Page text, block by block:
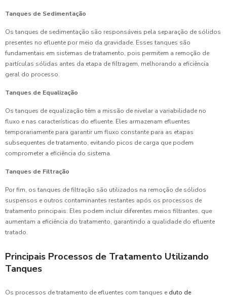
Tanques de Sedimentação
Os tanques de sedimentação são responsáveis pela separação de sólidos
presentes no efluente por meio da gravidade. Esses tanques são
fundamentais em sistemas de tratamento, pois permitem a remoção de
partículas sólidas antes da etapa de filtragem, melhorando a eficiência
geral do processo.
Tanques de Equalização
Os tanques de equalização têm a missão de nivelar a variabilidade no
fluxo e nas características do efluente. Eles armazenam efluentes
temporariamente para garantir um fluxo constante para as etapas
subsequentes de tratamento, evitando picos de carga que podem
comprometer a eficiência do sistema.
Tanques de Filtração
Por fim, os tanques de filtração são utilizados na remoção de sólidos
suspensos e outros contaminantes restantes após os processos de
tratamento principais. Eles podem incluir diferentes meios filtrantes, que
aumentam a eficiência do tratamento, garantindo a qualidade do efluente
tratado.
Principais Processos de Tratamento Utilizando
Tanques
Os processos de tratamento de efluentes com tanques e duto de